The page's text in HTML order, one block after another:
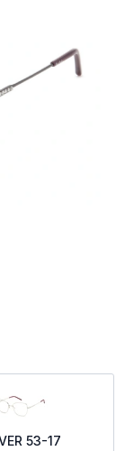
53-17